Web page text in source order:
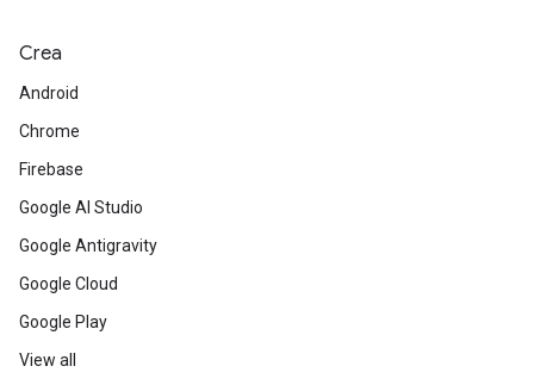
Crea
Android
Chrome
Firebase
Google AI Studio
Google Antigravity
Google Cloud
Google Play
View all